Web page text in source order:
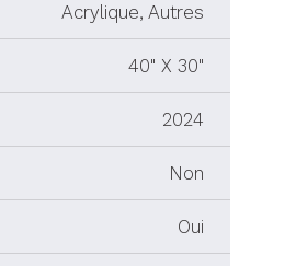
Acrylique, Autres
40" X 30"
2024
Non
Oui